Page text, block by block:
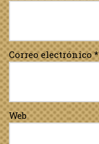
Correo electrónico*
Web